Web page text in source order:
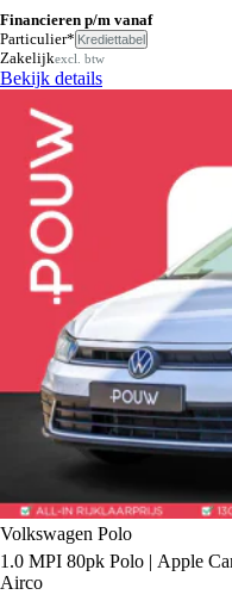
Financieren p/m vanaf
Particulier* Krediettabel
Zakelijkexcl. btw
Bekijk details
Volkswagen Polo
1.0 MPI 80pk Polo | Apple
Airco